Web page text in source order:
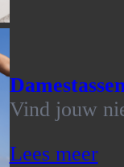
Vind jouw
Lees meer